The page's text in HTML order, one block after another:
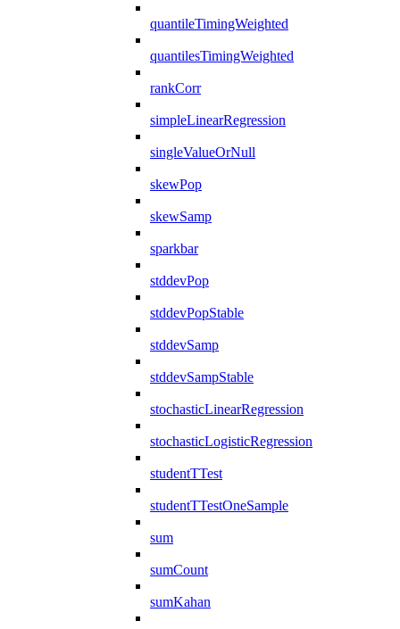
quantileTimingWeighted
quantilesTimingWeighted
rankCorr
simpleLinearRegression
singleValueOrNull
skewPop
skewSamp
sparkbar
stddevPop
stddevPopStable
stddevSamp
stddevSampStable
stochasticLinearRegression
stochasticLogisticRegression
studentTTest
studentTTestOneSample
sum
sumCount
sumKahan